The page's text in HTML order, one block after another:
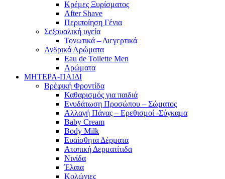
Κρέμες Ξυρίσματος
After Shave
Περιποίηση Γένια
Σεξουαλική υγεία
Τονωτικά – Διεγερτικά
Ανδρικά Αρώματα
Eau de Toilette Men
Αρώματα
ΜΗΤΕΡΑ-ΠΑΙΔΙ
Βρέφική Φροντίδα
Καθαρισμός για παιδιά
Ενυδάτωση Προσώπου – Σώματος
Αλλαγή Πάνας – Ερεθισμοί -Σύγκαμα
Baby Cream
Body Milk
Ευαίσθητα Δέρματα
Ατοπική Δερματίτιδα
Νινίδα
Έλαια
Κολώνιες